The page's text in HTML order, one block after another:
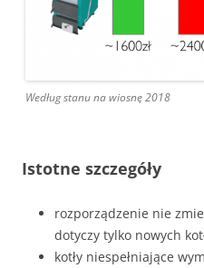
Według stanu na wiosnę 2018
Istotne szczegóły
rozporządzenie nie
dotyczy tylko nowych
kotły niespełniające